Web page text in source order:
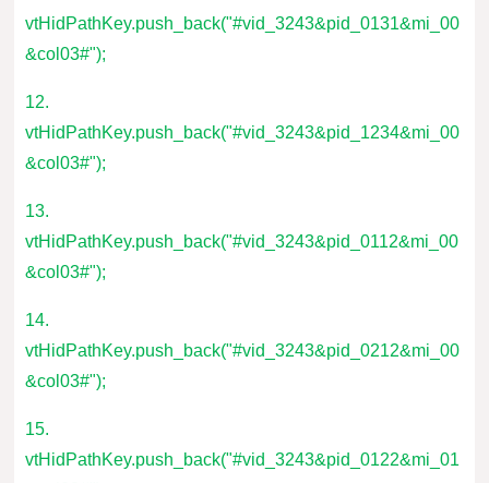
vtHidPathKey.push_back("#vid_3243&pid_0131&mi_00
&col03#");
12.
vtHidPathKey.push_back("#vid_3243&pid_1234&mi_00
&col03#");
13.
vtHidPathKey.push_back("#vid_3243&pid_0112&mi_00
&col03#");
14.
vtHidPathKey.push_back("#vid_3243&pid_0212&mi_00
&col03#");
15.
vtHidPathKey.push_back("#vid_3243&pid_0122&mi_01